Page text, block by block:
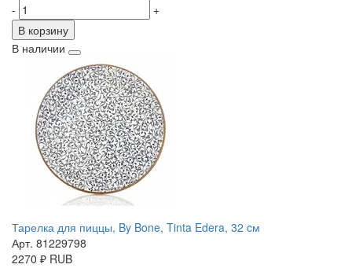
-
+
В корзину
В наличии
Тарелка для пиццы, By Bone, Tinta Edera, 32 cм
Арт. 81229798
2270 ₽ RUB